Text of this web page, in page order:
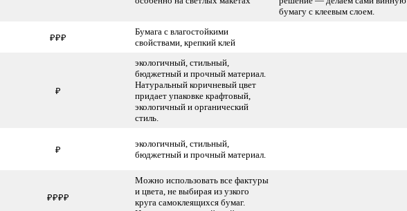
бумагу с клеевым слоем.
₽₽₽
Бумага с влагостойкими
свойствами, крепкий клей
₽
экологичный, стильный,
бюджетный и прочный материал.
Натуральный коричневый цвет
придает упаковке крафтовый,
экологичный и органический
стиль.
₽
экологичный, стильный,
бюджетный и прочный материал.
₽₽₽₽
Можно использовать все фактуры
и цвета, не выбирая из узкого
круга самоклеящихся бумаг.